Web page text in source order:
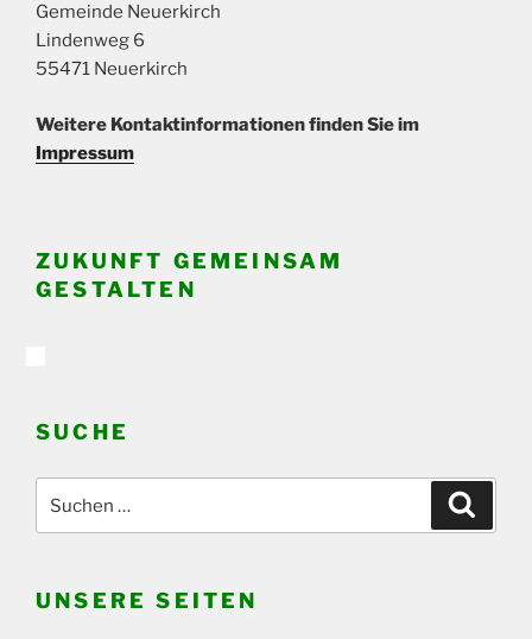
Gemeinde Neuerkirch
Lindenweg 6
55471 Neuerkirch
Weitere Kontaktinformationen finden Sie im
Impressum
ZUKUNFT GEMEINSAM
GESTALTEN
SUCHE
nach:
UNSERE SEITEN